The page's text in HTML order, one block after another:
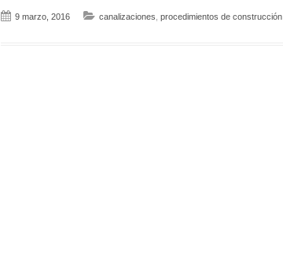
9 marzo, 2016 canalizaciones procedimientos de construcción